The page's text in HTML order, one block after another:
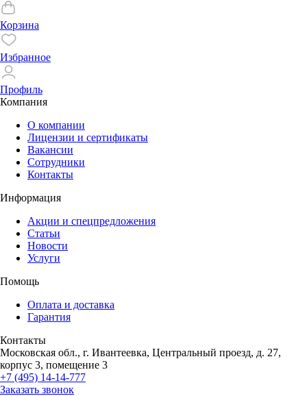
Корзина
Избранное
Профиль
Компания
О компании
Лицензии и сертификаты
Вакансии
Сотрудники
Контакты
Информация
Акции и спецпредложения
Статьи
Новости
Услуги
Помощь
Оплата и доставка
Гарантия
Контакты
Московская обл., г. Ивантеевка, Центральный проезд, д. 27,
корпус 3, помещение 3
+7 (495) 14-14-777
Заказать звонок